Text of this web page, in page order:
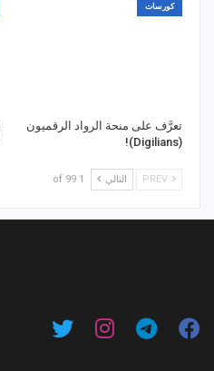
كورسات
تعرَّف على منحة الرواد الرقميون
(Digilians)!
التالي 1 of 99